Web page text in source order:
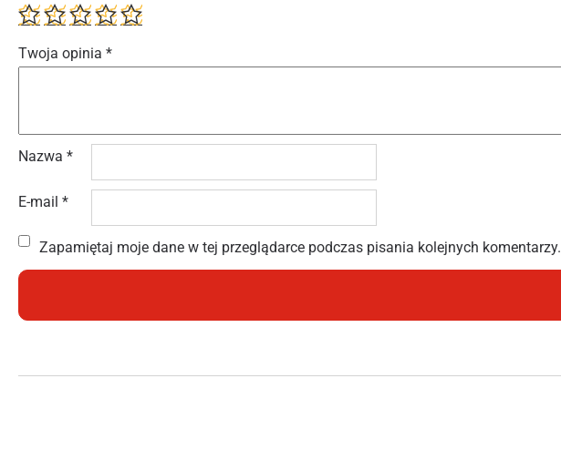
Twoja opinia *
Nazwa *
E-mail *
Zapamiętaj moje dane w tej przeglądarce podczas pisania kolejnych komentarzy.